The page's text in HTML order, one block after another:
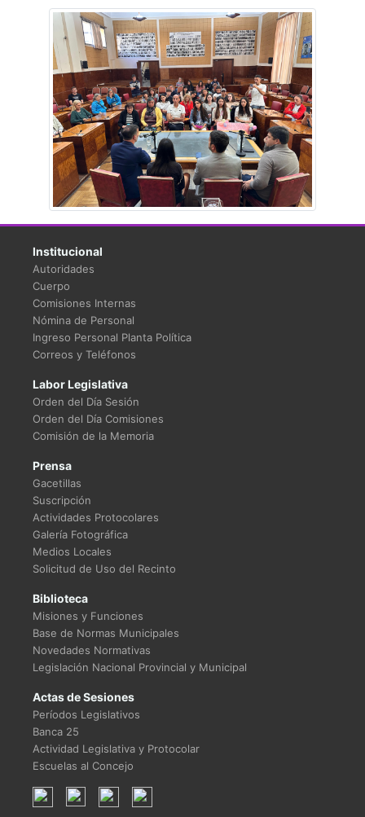
Institucional
Autoridades
Cuerpo
Comisiones Internas
Nómina de Personal
Ingreso Personal Planta Política
Correos y Teléfonos
Labor Legislativa
Orden del Día Sesión
Orden del Día Comisiones
Comisión de la Memoria
Prensa
Gacetillas
Suscripción
Actividades Protocolares
Galería Fotográfica
Medios Locales
Solicitud de Uso del Recinto
Biblioteca
Misiones y Funciones
Base de Normas Municipales
Novedades Normativas
Legislación Nacional Provincial y Municipal
Actas de Sesiones
Períodos Legislativos
Banca 25
Actividad Legislativa y Protocolar
Escuelas al Concejo